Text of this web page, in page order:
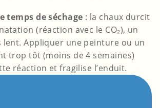
temps de séchage : la chaux durcit
(réaction avec le CO₂), un
lent. Appliquer une peinture ou un
trop tôt (moins de 4 semaines)
réaction et fragilise l’enduit.